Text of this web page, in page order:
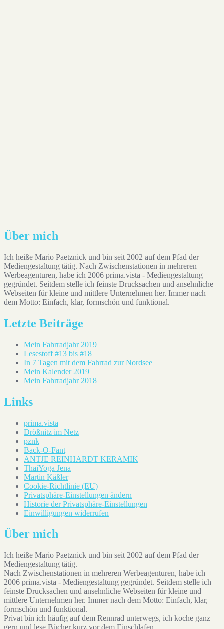
Über mich
Ich heiße Mario Paetznick und bin seit 2002 auf dem Pfad der
Mediengestaltung tätig. Nach Zwischenstationen in mehreren
Werbeagenturen, habe ich 2006 prima.vista - Mediengestaltung
gegründet. Seitdem stelle ich feinste Drucksachen und ansehnliche
Webseiten für kleine und mittlere Unternehmen her. Immer nach
dem Motto: Einfach, klar, formschön und funktional.
Letzte Beiträge
Mein Fahrradjahr 2019
Lesestoff #13 bis #18
In 7 Tagen mit dem Fahrrad zur Nordsee
Mein Kalender 2019
Mein Fahrradjahr 2018
Links
prima.vista
Drößnitz im Netz
pznk
Back-O-Fant
ANTJE REINHARDT KERAMIK
ThaiYoga Jena
Martin Käßler
Cookie-Richtlinie (EU)
Privatsphäre-Einstellungen ändern
Historie der Privatsphäre-Einstellungen
Einwilligungen widerrufen
Über mich
Ich heiße Mario Paetznick und bin seit 2002 auf dem Pfad der
Mediengestaltung tätig.
Nach Zwischenstationen in mehreren Werbeagenturen, habe ich
2006 prima.vista - Mediengestaltung gegründet. Seitdem stelle ich
feinste Drucksachen und ansehnliche Webseiten für kleine und
mittlere Unternehmen her. Immer nach dem Motto: Einfach, klar,
formschön und funktional.
Privat bin ich häufig auf dem Rennrad unterwegs, ich koche ganz